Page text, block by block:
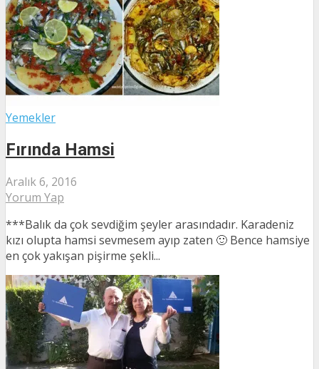
Yemekler
Fırında Hamsi
Aralık 6, 2016
Yorum Yap
***Balık da çok sevdiğim şeyler arasındadır. Karadeniz
kızı olupta hamsi sevmesem ayıp zaten 🙂 Bence hamsiye
en çok yakışan pişirme şekli...